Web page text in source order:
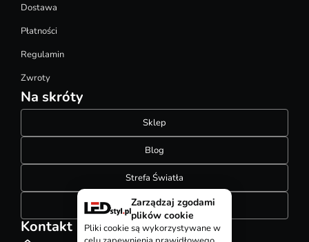
Dostawa
Płatności
Regulamin
Zwroty
Na skróty
Sklep
Blog
Strefa Światła
Konfigurator szynoprzewodów
Kontakt
Zarządzaj zgodami
plików cookie
Pliki cookie są wykorzystywane w